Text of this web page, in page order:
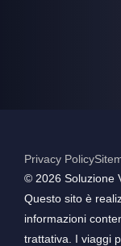
Privacy Policy
©️ 2026 Soluzione
Questo sito è
informazioni
trattativa. I viaggi